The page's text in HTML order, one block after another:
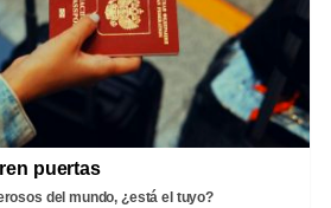
puertas
del mundo, ¿está el tuyo?